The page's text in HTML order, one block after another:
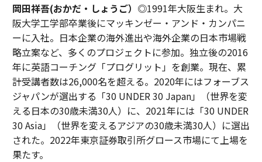
岡田祥吾(おかだ・しょうご）◎1991年大阪生まれ。大
阪大学工学部卒業後にマッキンゼー・アンド・カンパニ
ーに入社。日本企業の海外進出や海外企業の日本市場戦
略立案など、多くのプロジェクトに参加。独立後の2016
年に英語コーチング「プログリット」を創業。現在、累
計受講者数は26,000名を超える。2020年にはフォーブス
ジャパンが選出する「30 UNDER 30 Japan」（世界を変
える日本の30歳未満30人）に、2021年には「30 UNDER
30 Asia」（世界を変えるアジアの30歳未満30人）に選出
された。2022年東京証券取引所グロース市場にて上場を
果たす。